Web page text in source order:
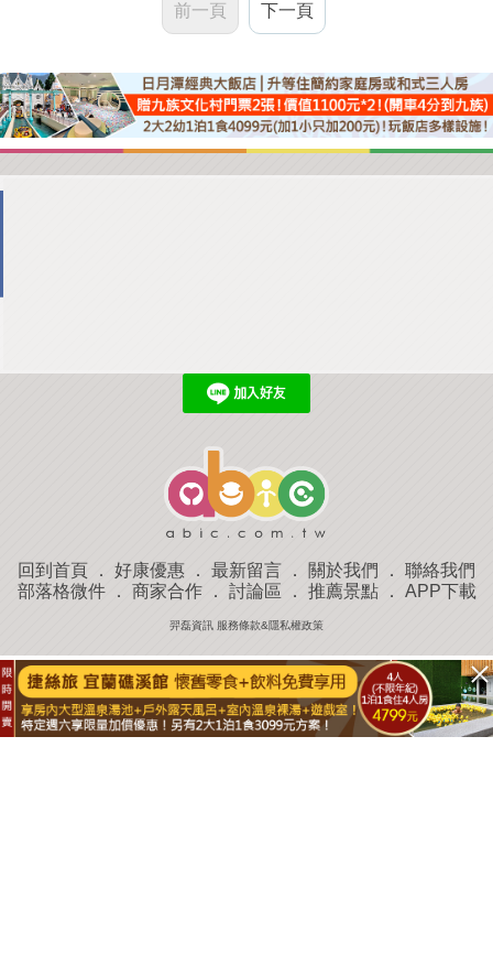
前一頁 下一頁
回到首頁 ． 好康優惠 ． 最新留言 ． 關於我們 ． 聯絡我們
部落格微件． 商家合作． 討論區 ． 推薦景點． APP下載
羿磊資訊 服務條款&隱私權政策